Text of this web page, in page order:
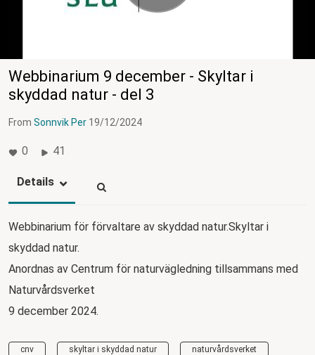
Webbinarium 9 december - Skyltar i
skyddad natur - del 3
From Sonnvik Per 19/12/2024
0 41
Details
Webbinarium för förvaltare av skyddad natur.Skyltar i
skyddad natur.
Anordnas av Centrum för naturvägledning tillsammans med
Naturvårdsverket
9 december 2024.
cnv skyltar i skyddad natur naturvårdsverket